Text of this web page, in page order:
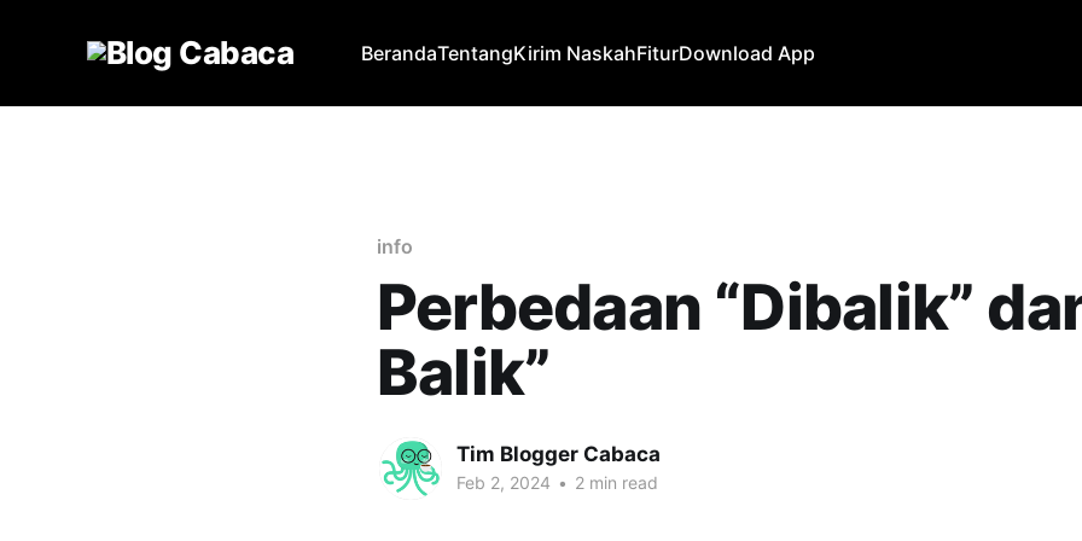
BerandaTentangKirim NaskahFiturDownload App
info
Perbedaan “Dibalik”
Balik”
Tim Blogger Cabaca
Feb 2, 2024 • 2 min read